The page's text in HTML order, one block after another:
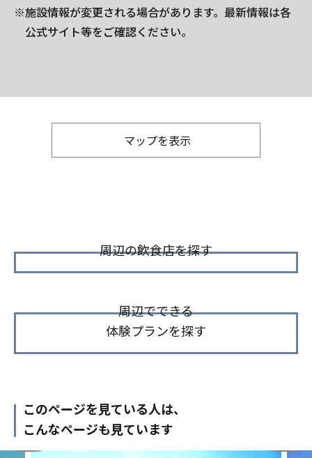
※施設情報が変更される場合があります。最新情報は各
公式サイト等をご確認ください。
マップを表示
周辺の飲食店を探す
周辺でできる
体験プランを探す
このページを見ている人は、
こんなページも見ています